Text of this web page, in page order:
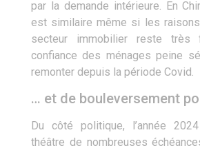
par la demande intérieure. En
est similaire même si les
secteur immobilier reste
confiance des ménages peine
remonter depuis la période Covid.
… et de bouleversement
Du côté politique, l’année
théâtre de nombreuses